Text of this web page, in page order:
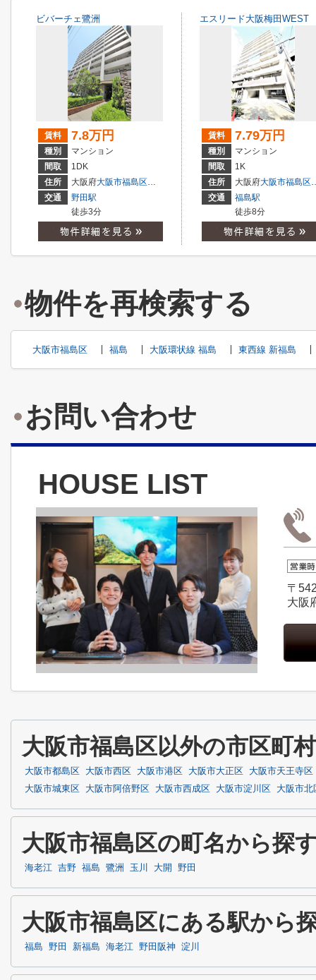
ビバーチェ鷺洲
賃料 7.8万円
種別
マンション
間取
1DK
住所
大阪府大阪市福島区鷺洲
３丁目
交通
野田駅
徒歩3分
エスリード大阪梅田WEST
賃料 7.79万円
種別
マンション
間取
1K
住所
大阪府大阪市福島区
交通
福島駅
徒歩8分
物件を再検索する
大阪市福島区 福島 大阪環状線 福島 東西線 新福島
お問い合わせ
HOUSE LIST
〒
大阪
大阪市福島区以外の市区町
大阪市都島区 大阪市西区 大阪市港区 大阪市大正区
大阪市天王寺区
大阪市城東区
大阪市阿倍野区 大阪市西成区 大阪市淀川区 大阪市北
大阪市福島区の町名から探
海老江 吉野 福島 鷺洲 玉川 大開 野田
大阪市福島区にある駅から
福島 野田 新福島 海老江 野田阪神 淀川